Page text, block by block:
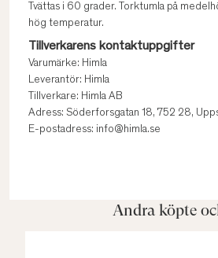
Tvättas i 60 grader. Torktumla på
hög temperatur.
Tillverkarens kontaktuppgifter
Varumärke: Himla
Leverantör: Himla
Tillverkare: Himla AB
Adress: Söderforsgatan 18, 752 28,
E-postadress: info@himla.se
Andra köpte